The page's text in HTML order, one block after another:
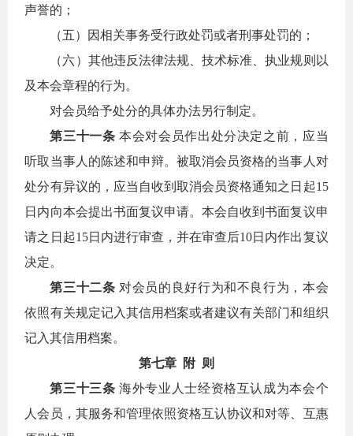
声誉的；
（五）因相关事务受行政处罚或者刑事处罚的；
（六）其他违反法律法规、技术标准、执业规则以
及本会章程的行为。
对会员给予处分的具体办法另行制定。
第三十一条 本会对会员作出处分决定之前，应当
听取当事人的陈述和申辩。被取消会员资格的当事人对
处分有异议的，应当自收到取消会员资格通知之日起15
日内向本会提出书面复议申请。本会自收到书面复议申
请之日起15日内进行审查，并在审查后10日内作出复议
决定。
第三十二条 对会员的良好行为和不良行为，本会
依照有关规定记入其信用档案或者建议有关部门和组织
记入其信用档案。
第七章 附 则
第三十三条 海外专业人士经资格互认成为本会个
人会员，其服务和管理依照资格互认协议和对等、互惠